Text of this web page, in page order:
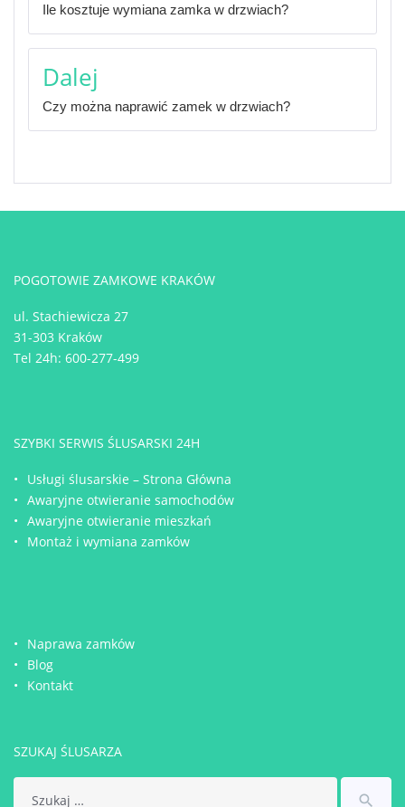
Ile kosztuje wymiana zamka w drzwiach?
Dalej
Czy można naprawić zamek w drzwiach?
POGOTOWIE ZAMKOWE KRAKÓW
ul. Stachiewicza 27
31-303 Kraków
Tel 24h: 600-277-499
SZYBKI SERWIS ŚLUSARSKI 24H
Usługi ślusarskie – Strona Główna
Awaryjne otwieranie samochodów
Awaryjne otwieranie mieszkań
Montaż i wymiana zamków
Naprawa zamków
Blog
Kontakt
SZUKAJ ŚLUSARZA
search